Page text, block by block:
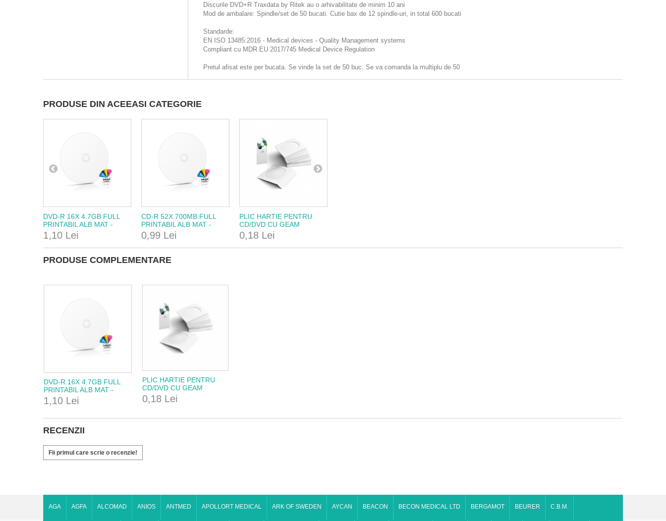
Discurile DVD+R Traxdata by Ritek au o arhivabilitate de minim 10 ani
Mod de ambalare: Spindle/set de 50 bucati. Cutie bax de 12 spindle-uri, in total 600 bucati
Standarde:
EN ISO 13485:2016 - Medical devices - Quality Management systems
Compliant cu MDR EU 2017/745 Medical Device Regulation
Pretul afisat este per bucata. Se vinde la set de 50 buc. Se va comanda la multiplu de 50
PRODUSE DIN ACEEASI CATEGORIE
DVD-R 16X 4.7GB FULL
PRINTABIL ALB MAT -
HERTZMED
1,10 Lei
CD-R 52X 700MB FULL
PRINTABIL ALB MAT -
HERTZMED
0,99 Lei
PLIC HARTIE PENTRU
CD/DVD CU GEAM
TRANSPARENT SI
CLAPETA INCHIDERE
0,18 Lei
PRODUSE COMPLEMENTARE
DVD-R 16X 4.7GB FULL
PRINTABIL ALB MAT -
HERTZMED
1,10 Lei
PLIC HARTIE PENTRU
CD/DVD CU GEAM
TRANSPARENT SI
CLAPETA INCHIDERE
0,18 Lei
RECENZII
Fii primul care scrie o recenzie!
AGA AGFA ALCOMAD ANIOS ANTMED APOLLORT MEDICAL ARK OF SWEDEN AYCAN BEACON BECON MEDICAL LTD BERGAMOT BEURER C.B.M.